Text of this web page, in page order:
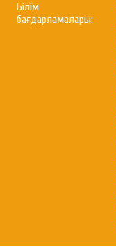
Білім
бағдарламалары: